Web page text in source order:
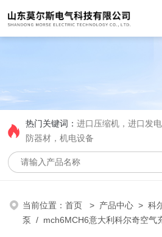
热门关键词：进口压缩机，进口发
防器材，机电设备
当前位置：首页 > 产品中心 >科
泵 / mch6MCH6意大利科尔奇空气